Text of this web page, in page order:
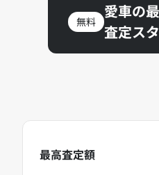
無料
愛車の
査定ス
最高査定額